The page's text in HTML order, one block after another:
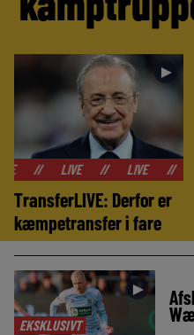
►
LIVE LIVE LIVE
TransferLIVE: Derfor er
kæmpetransfer i fare
EKSKLUSIVT
►